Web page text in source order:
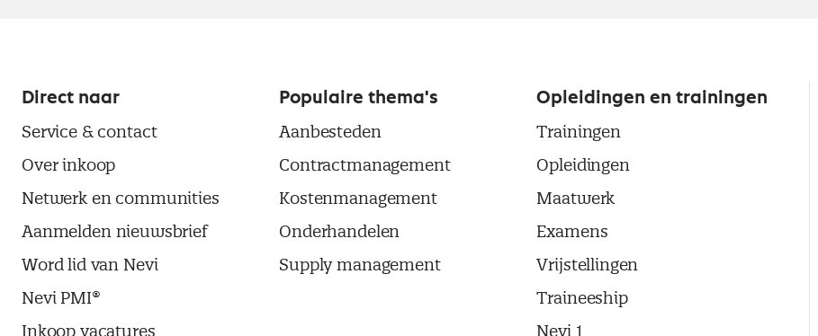
Direct naar
Service & contact
Over inkoop
Netwerk en communities
Aanmelden nieuwsbrief
Word lid van Nevi
Nevi PMI®
Inkoop vacatures
Populaire thema's
Aanbesteden
Contractmanagement
Kostenmanagement
Onderhandelen
Supply management
Opleidingen en trainingen
Trainingen
Opleidingen
Maatwerk
Examens
Vrijstellingen
Traineeship
Nevi 1